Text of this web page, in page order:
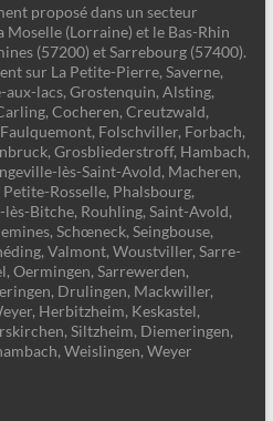
proposé dans un secteur
(Lorraine) et le Bas-Rhin
(57200) et Sarrebourg (57400).
sur La Petite-Pierre, Saverne,
lacs, Grostenquin, Alsting,
Cocheren, Creutzwald,
Folschviller, Forbach,
Grosbliederstroff, Hambach,
lès-Saint-Avold, Macheren,
Rosselle, Phalsbourg,
Bitche, Rouhling, Saint-Avold,
Schœneck, Seingbouse,
Valmont, Woustviller, Sarre-
Oermingen, Sarrewerden,
Drulingen, Mackwiller,
Herbitzheim, Keskastel,
Siltzheim, Diemeringen,
Weislingen, Weyer